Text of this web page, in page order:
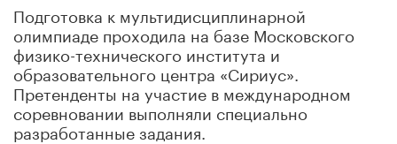
Подготовка к мультидисциплинарной
олимпиаде проходила на базе Московского
физико-технического института и
образовательного центра «Сириус».
Претенденты на участие в международном
соревновании выполняли специально
разработанные задания.